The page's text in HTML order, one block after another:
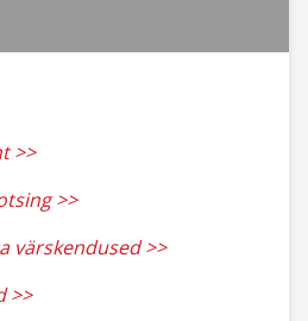
>>
>>
värskendused >>
>>